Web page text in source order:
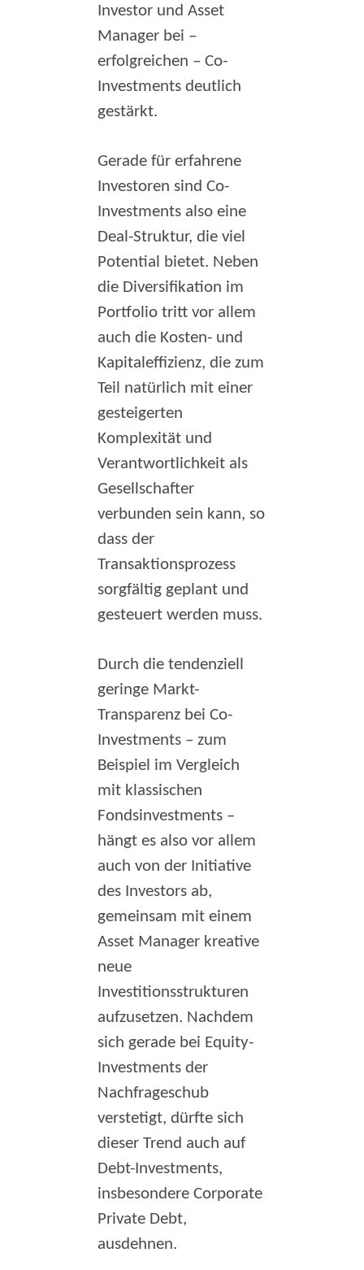
Investor und Asset
Manager bei –
erfolgreichen – Co-
Investments deutlich
gestärkt.
Gerade für erfahrene
Investoren sind Co-
Investments also eine
Deal-Struktur, die viel
Potential bietet. Neben
die Diversifikation im
Portfolio tritt vor allem
auch die Kosten- und
Kapitaleffizienz, die zum
Teil natürlich mit einer
gesteigerten
Komplexität und
Verantwortlichkeit als
Gesellschafter
verbunden sein kann, so
dass der
Transaktionsprozess
sorgfältig geplant und
gesteuert werden muss.
Durch die tendenziell
geringe Markt-
Transparenz bei Co-
Investments – zum
Beispiel im Vergleich
mit klassischen
Fondsinvestments –
hängt es also vor allem
auch von der Initiative
des Investors ab,
gemeinsam mit einem
Asset Manager kreative
neue
Investitionsstrukturen
aufzusetzen. Nachdem
sich gerade bei Equity-
Investments der
Nachfrageschub
verstetigt, dürfte sich
dieser Trend auch auf
Debt-Investments,
insbesondere Corporate
Private Debt,
ausdehnen.